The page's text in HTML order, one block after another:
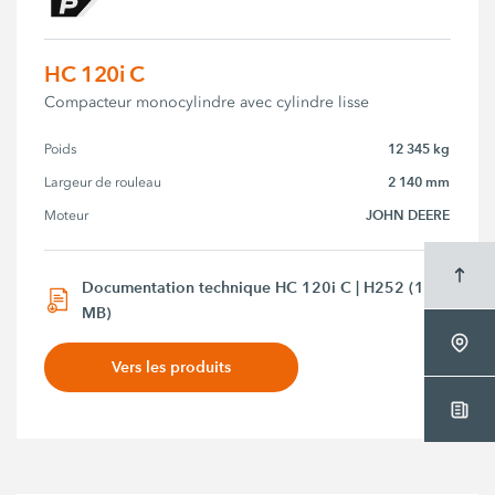
HC 120i C
Compacteur monocylindre avec cylindre lisse
Poids 12 345 kg
Largeur de rouleau 2 140 mm
Moteur JOHN DEERE
Documentation technique HC 120i C | H252 (1,2
MB)
Vers les produits